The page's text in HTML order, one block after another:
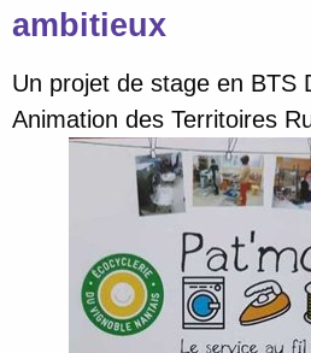
ambitieux
Un projet de stage en BTS
Animation des Territoires